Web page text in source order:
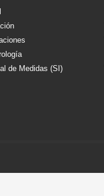
de Medidas (SI)